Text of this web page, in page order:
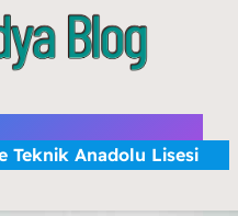
Teknik Anadolu Lisesi